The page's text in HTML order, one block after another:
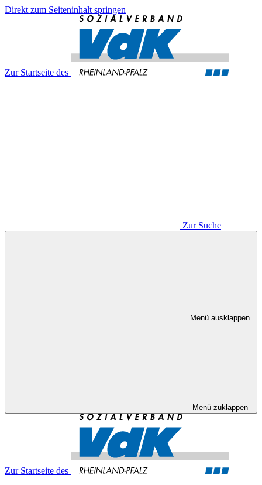
Direkt zum Seiteninhalt springen
Zur Startseite des
Zur Suche
Menü ausklappen
Menü zuklappen
Zur Startseite des